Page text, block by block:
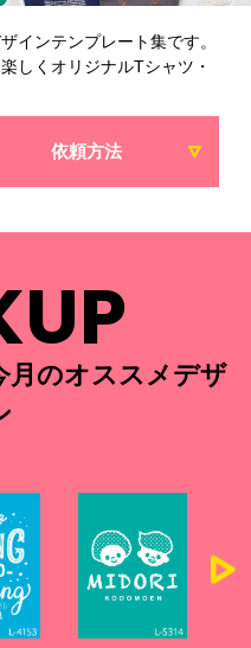
インテンプレート集です。
しくオリジナルTシャツ・
依頼方法
月のオススメデザ